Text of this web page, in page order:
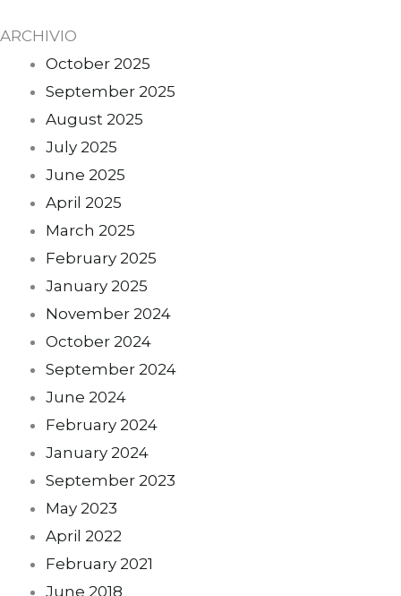
ARCHIVIO
October 2025
September 2025
August 2025
July 2025
June 2025
April 2025
March 2025
February 2025
January 2025
November 2024
October 2024
September 2024
June 2024
February 2024
January 2024
September 2023
May 2023
April 2022
February 2021
June 2018